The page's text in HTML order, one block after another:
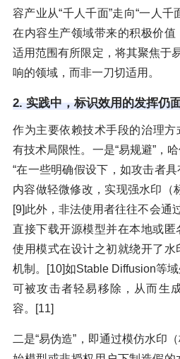
容产业从“千人千面”走向“一人
在内容生产领域带来的积极价
适用范围有所限定，将其聚焦于
响的领域，而非一刀切适用。
2. 实践中，标识效用的发挥仍
作为主要依赖技术手段的治理
有技术局限性。一是“易规避”，
“在一些明确假设下，如攻击者
内容做轻微修改，实现强水印（
[9]此外，非法使用者往往不会通
直接下载开源模型并在本地或
使用模式在设计之初就绕开了
机制。[10]如Stable Diffusion等
可被攻击者轻易移除，从而生
容。[11]
二是“易伪造”，即通过模仿水印